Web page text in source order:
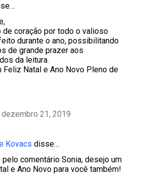
de coração por todo o valioso
durante o ano, possibilitando
de grande prazer aos
da leitura.
Feliz Natal e Ano Novo Pleno de
dezembro 21, 2019
Kovacs disse…
pelo comentário Sonia, desejo um
e Ano Novo para você também!